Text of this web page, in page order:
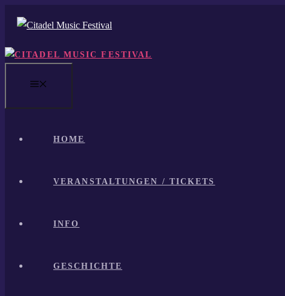
Inhalt
springen
HOME
VERANSTALTUNGEN / TICKETS
INFO
GESCHICHTE